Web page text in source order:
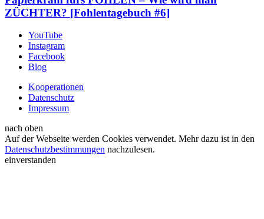
ZÜCHTER? [Fohlentagebuch #6]
YouTube
Instagram
Facebook
Blog
Kooperationen
Datenschutz
Impressum
nach oben
Auf der Webseite werden Cookies verwendet. Mehr dazu ist in den
Datenschutzbestimmungen nachzulesen.
einverstanden